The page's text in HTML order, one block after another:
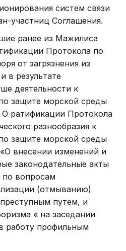
систем связи
участниц Соглашения.
ранее из Мажилиса
Протокола по
от загрязнения из
в результате
деятельности к
защите морской среды
О ратификации Протокола
разнообразия к
защите морской среды
внесении изменений и
законодательные акты
по вопросам
(отмыванию)
путем, и
« на заседании
работу профильным